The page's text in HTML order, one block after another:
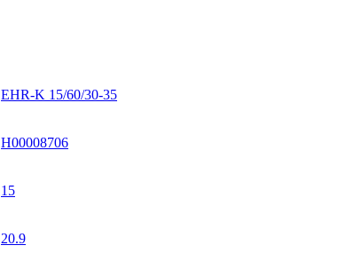
EHR-K 15/60/30-35
H00008706
15
20.9